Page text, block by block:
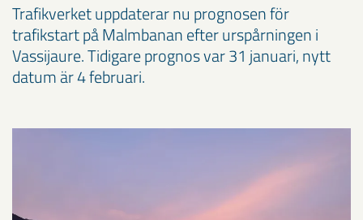
Trafikverket uppdaterar nu prognosen för
trafikstart på Malmbanan efter urspårningen i
Vassijaure. Tidigare prognos var 31 januari, nytt
datum är 4 februari.